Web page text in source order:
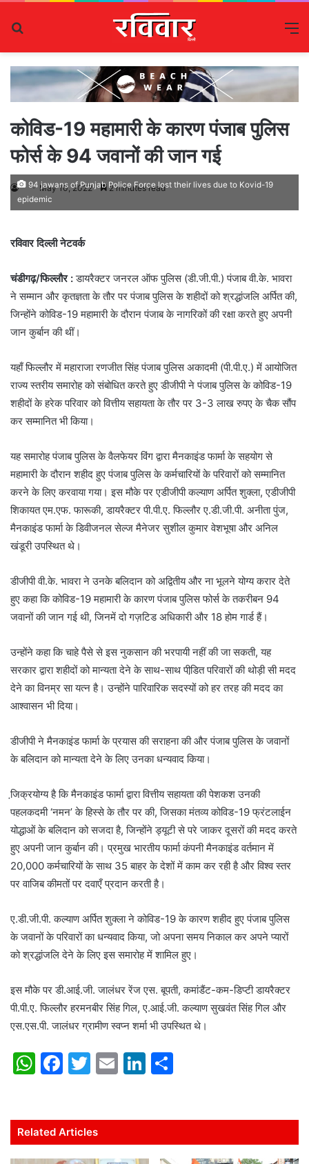
कोविड-19 महामारी के कारण पंजाब पुलिस
फोर्स के 94 जवानों की जान गई
May 10, 2022 2 minutes read
94 jawans of Punjab Police Force lost their lives due to Kovid-19
epidemic
रविवार दिल्ली नेटवर्क
चंडीगढ़/फिल्लौर :डायरैक्टर जनरल ऑफ पुलिस (डी.जी.पी.) पंजाब वी.के. भावरा
ने सम्मान और कृतज्ञता के तौर पर पंजाब पुलिस के शहीदों को श्रद्धांजलि अर्पित की,
जिन्होंने कोविड-19 महामारी के दौरान पंजाब के नागरिकों की रक्षा करते हुए अपनी
जान कुर्बान की थीं।
यहाँ फिल्लौर में महाराजा रणजीत सिंह पंजाब पुलिस अकादमी (पी.पी.ए.) में आयोजित
राज्य स्तरीय समारोह को संबोधित करते हुए डीजीपी ने पंजाब पुलिस के कोविड-19
शहीदों के हरेक परिवार को वित्तीय सहायता के तौर पर 3-3 लाख रुपए के चैक सौंप
कर सम्मानित भी किया।
यह समारोह पंजाब पुलिस के वैलफेयर विंग द्वारा मैनकाइंड फार्मा के सहयोग से
महामारी के दौरान शहीद हुए पंजाब पुलिस के कर्मचारियों के परिवारों को सम्मानित
करने के लिए करवाया गया। इस मौके पर एडीजीपी कल्याण अर्पित शुक्ला, एडीजीपी
शिकायत एम.एफ. फारूकी, डायरैक्टर पी.पी.ए. फिल्लौर ए.डी.जी.पी. अनीता पुंज,
मैनकाइंड फार्मा के डिवीजनल सेल्ज मैनेजर सुशील कुमार वेशभूषा और अनिल
खंडूरी उपस्थित थे।
डीजीपी वी.के. भावरा ने उनके बलिदान को अद्वितीय और ना भूलने योग्य करार देते
हुए कहा कि कोविड-19 महामारी के कारण पंजाब पुलिस फोर्स के तकरीबन 94
जवानों की जान गई थी, जिनमें दो गज़टिड अधिकारी और 18 होम गार्ड हैं।
उन्होंने कहा कि चाहे पैसे से इस नुकसान की भरपायी नहीं की जा सकती, यह
सरकार द्वारा शहीदों को मान्यता देने के साथ-साथ पीडि़त परिवारों की थोड़ी सी मदद
देने का विनम्र सा यत्न है। उन्होंने पारिवारिक सदस्यों को हर तरह की मदद का
आश्वासन भी दिया।
डीजीपी ने मैनकाइंड फार्मा के प्रयास की सराहना की और पंजाब पुलिस के जवानों
के बलिदान को मान्यता देने के लिए उनका धन्यवाद किया।
जि़क्रयोग्य है कि मैनकाइंड फार्मा द्वारा वित्तीय सहायता की पेशकश उनकी
पहलकदमी ‘नमन’ के हिस्से के तौर पर की, जिसका मंतव्य कोविड-19 फ्रंटलाईन
योद्धाओं के बलिदान को सजदा है, जिन्होंने ड्यूटी से परे जाकर दूसरों की मदद करते
हुए अपनी जान कुर्बान की। प्रमुख भारतीय फार्मा कंपनी मैनकाइंड वर्तमान में
20,000 कर्मचारियों के साथ 35 बाहर के देशों में काम कर रही है और विश्व स्तर
पर वाजिब कीमतों पर दवाएँ प्रदान करती है।
ए.डी.जी.पी. कल्याण अर्पित शुक्ला ने कोविड-19 के कारण शहीद हुए पंजाब पुलिस
के जवानों के परिवारों का धन्यवाद किया, जो अपना समय निकाल कर अपने प्यारों
को श्रद्धांजलि देने के लिए इस समारोह में शामिल हुए।
इस मौके पर डी.आई.जी. जालंधर रेंज एस. बूपती, कमांडैंट-कम-डिप्टी डायरैक्टर
पी.पी.ए. फिल्लौर हरमनबीर सिंह गिल, ए.आई.जी. कल्याण सुखवंत सिंह गिल और
एस.एस.पी. जालंधर ग्रामीण स्वप्न शर्मा भी उपस्थित थे।
W
s
A
F
e
b
T
er
E
l
Li
e
dI
e
Related Articles